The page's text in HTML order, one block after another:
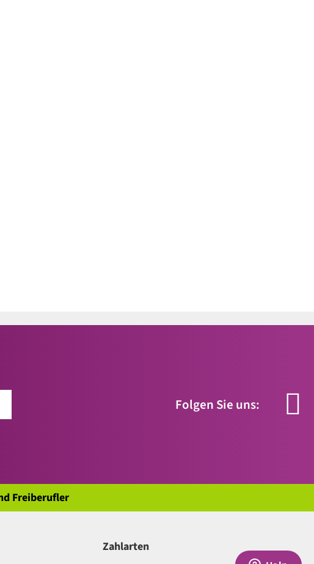
Folgen Sie uns:
Freiberufler
Zahlarten